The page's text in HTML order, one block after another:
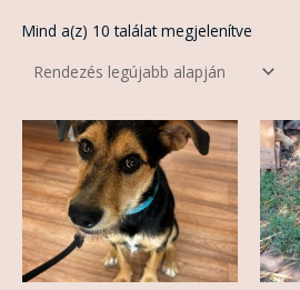
Mind a(z) 10 találat megjelenítve